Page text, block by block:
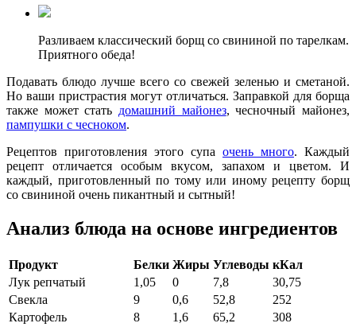
Разливаем классический борщ со свининой по тарелкам.
Приятного обеда!
Подавать блюдо лучше всего со свежей зеленью и сметаной.
Но ваши пристрастия могут отличаться. Заправкой для борща
также может стать домашний майонез, чесночный майонез,
пампушки с чесноком.
Рецептов приготовления этого супа очень много. Каждый
рецепт отличается особым вкусом, запахом и цветом. И
каждый, приготовленный по тому или иному рецепту борщ
со свининой очень пикантный и сытный!
Анализ блюда на основе ингредиентов
Продукт Белки Жиры Углеводы кКал
Лук репчатый
1,05 0 7,8
30,75
Свекла
9 0,6 52,8
252
Картофель
8 1,6 65,2
308